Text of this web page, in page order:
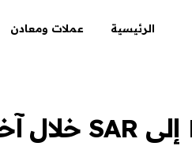
الرئيسية عملات ومعادن